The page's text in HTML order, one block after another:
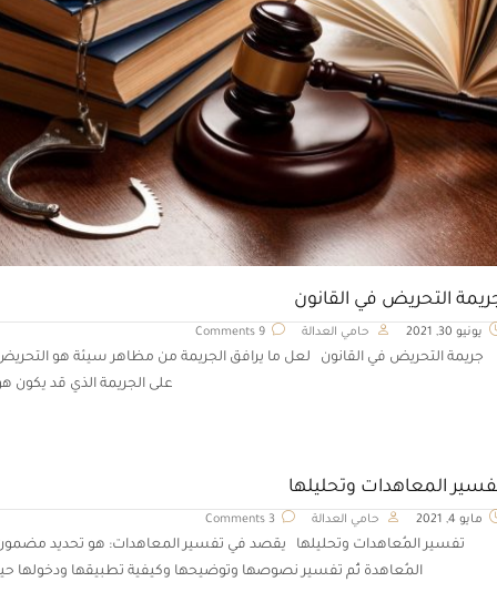
التحريض في القانون
يونيو 30, 2021 حامي العدالة 9 Comments
جريمة التحريض في القانون لعل ما يرافق الجريمة من مظاهر سيئة هو
على الجريمة الذي قد يكون
المعاهدات وتحليلها
مايو 4, 2021 حامي العدالة 3 Comments
تفسير المُعاهدات وتحليلها يقصد في تفسير المعاهدات: هو تحديد
المُعاهدة ثُم تفسير نصوصها وتوضيحها وكيفية تطبيقها ودخولها